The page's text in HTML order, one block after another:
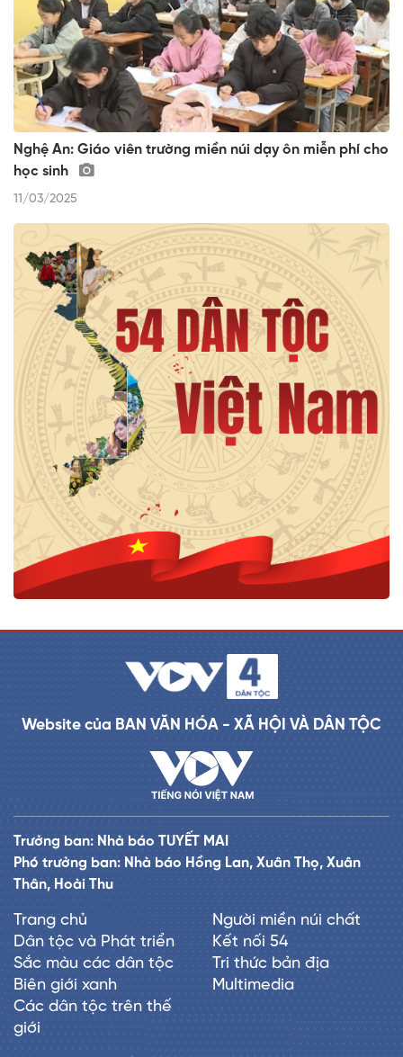
Nghệ An: Giáo viên trường miền núi dạy ôn miễn phí cho
học sinh
11/03/2025
Website của BAN VĂN HÓA - XÃ HỘI VÀ DÂN TỘC
Trưởng ban: Nhà báo TUYẾT MAI
Phó trưởng ban: Nhà báo Hồng Lan, Xuân Thọ, Xuân
Thân, Hoài Thu
Trang chủ
Dân tộc và Phát triển
Sắc màu các dân tộc
Biên giới xanh
Các dân tộc trên thế
giới
Người miền núi chất
Kết nối 54
Tri thức bản địa
Multimedia